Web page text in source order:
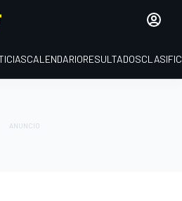
CALENDARIORESULTADOS